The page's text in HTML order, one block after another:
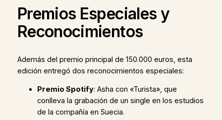
Premios Especiales y
Reconocimientos
Además del premio principal de 150.000 euros, esta
edición entregó dos reconocimientos especiales:
Premio Spotify: Asha con «Turista», que
conlleva la grabación de un single en los estudios
de la compañía en Suecia.